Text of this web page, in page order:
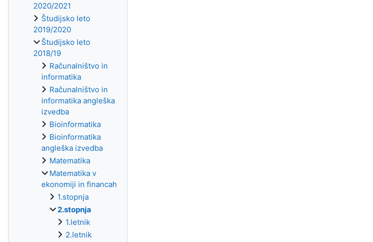
2020/2021
Študijsko leto
2019/2020
Študijsko leto
2018/19
Računalništvo in
informatika
Računalništvo in
informatika angleška
izvedba
Bioinformatika
Bioinformatika
angleška izvedba
Matematika
Matematika v
ekonomiji in financah
1.stopnja
2.stopnja
1.letnik
2.letnik